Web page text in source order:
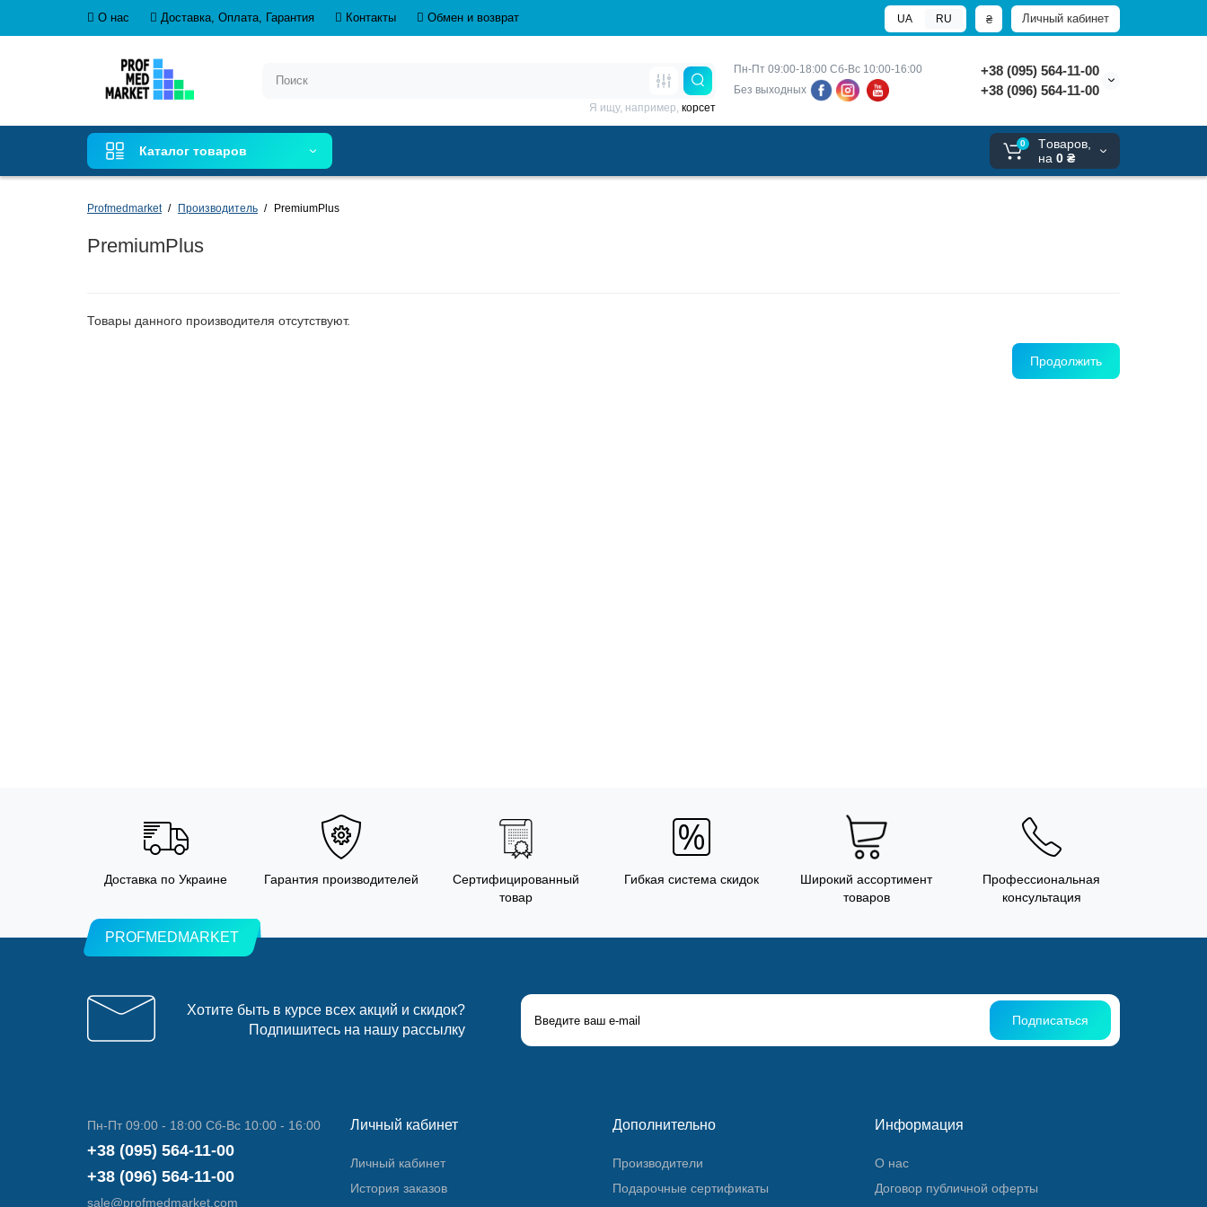
О нас Доставка, Оплата, Гарантия Контакты Обмен и возврат Личный кабинет
₴
UA RU
Пн-Пт 09:00-18:00 Сб-Вс 10:00-16:00
Без выходных
+38 (095) 564-11-00
+38 (096) 564-11-00
Я ищу, например, корсет
Каталог товаров
0
Tоваров,
на 0 ₴
Profmedmarket Производитель PremiumPlus
PremiumPlus
Товары данного производителя отсутствуют.
Продолжить
Доставка по Украине Гарантия производителей
Сертифицированный
товар
Гибкая система скидок
Широкий ассортимент
товаров
Профессиональная
консультация
PROFMEDMARKET
Хотите быть в курсе всех акций и скидок?
Подпишитесь на нашу рассылку
Подписаться
Пн-Пт 09:00 - 18:00 Сб-Вс 10:00 - 16:00
+38 (095) 564-11-00
+38 (096) 564-11-00
sale@profmedmarket.com
Личный кабинет
Личный кабинет
История заказов
Дополнительно
Производители
Подарочные сертификаты
Информация
О нас
Договор публичной оферты